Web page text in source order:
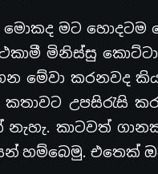
මොකද මට හොදටම
මිනිස්සු
මේවා කරනවද
කතාවට උපසිරැසි
කාටවත්
හම්බෙමු. එතෙක්